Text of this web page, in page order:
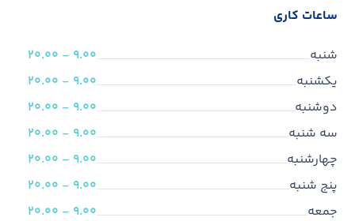
ساعات کاری
شنبه
9.00 - 20.00
یکشنبه
9.00 - 20.00
دوشنبه
9.00 - 20.00
سه شنبه
9.00 - 20.00
چهارشنبه
9.00 - 20.00
پنج شنبه
9.00 - 20.00
جمعه
9.00 - 20.00